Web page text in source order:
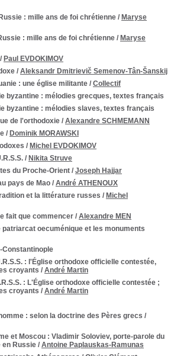
: mille ans de foi chrétienne / Maryse
: mille ans de foi chrétienne / Maryse
/ Paul EVDOKIMOV
/ Aleksandr Dmitrievič Semenov-Tân-Šanskij
: une église militante / Collectif
byzantine : mélodies grecques, textes français
byzantine : mélodies slaves, textes français
de l'orthodoxie / Alexandre SCHMEMANN
/ Dominik MORAWSKI
/ Michel EVDOKIMOV
/ Nikita Struve
du Proche-Orient / Joseph Hajjar
pays de Mao / André ATHENOUX
et la littérature russes / Michel
fait que commencer / Alexandre MEN
patriarcat oecuménique et les monuments
Constantinople
: l'Église orthodoxe officielle contestée,
croyants / André Martin
: L'Église orthodoxe officielle contestée ;
croyants / André Martin
: selon la doctrine des Pères grecs /
et Moscou : Vladimir Soloviev, porte-parole du
Russie / Antoine Paplauskas-Ramunas